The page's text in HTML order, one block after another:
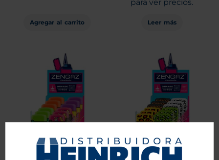
Agregar al carrito
para ver precios.
Leer más
Encendedor Zengaz ZL3 Encendedor Zengaz ZL12